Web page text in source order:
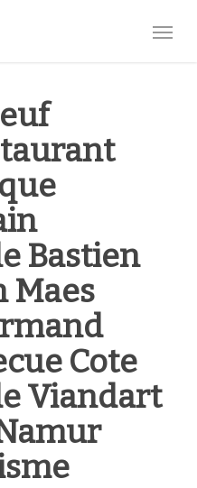
Menu
Bastien
Maes
Cote
Viandart